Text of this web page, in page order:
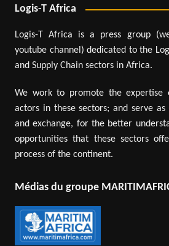
Logis-T Africa
Logis-T Africa is a press group
youtube channel) dedicated to the
and Supply Chain sectors in Africa.
We work to promote the expertise
actors in these sectors; and serve
and exchange, for the better
opportunities that these sectors
process of the continent.
Médias du groupe